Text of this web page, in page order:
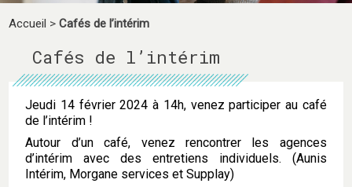
Accueil >Cafés de l’intérim
Cafés de l’intérim
Jeudi 14 février 2024 à 14h, venez participer au café
de l’intérim !
Autour d’un café, venez rencontrer les agences
d’intérim avec des entretiens individuels. (Aunis
Intérim, Morgane services et Supplay)